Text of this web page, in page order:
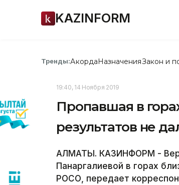
KAZINFORM
Тренды:АкордаНазначенияЗакон и
19:40, 14 Ноября 2019
Пропавшая в
результатов не
АЛМАТЫ. КАЗИНФОРМ -
Панаргалиевой в горах
РОСО, передает